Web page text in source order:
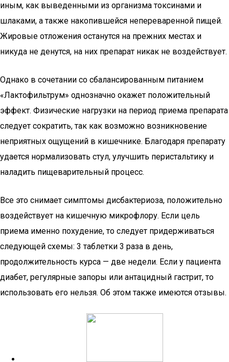
иным, как выведенными из организма токсинами и
шлаками, а также накопившейся непереваренной пищей.
Жировые отложения останутся на прежних местах и
никуда не денутся, на них препарат никак не воздействует.
Однако в сочетании со сбалансированным питанием
«Лактофильтрум» однозначно окажет положительный
эффект. Физические нагрузки на период приема препарата
следует сократить, так как возможно возникновение
неприятных ощущений в кишечнике. Благодаря препарату
удается нормализовать стул, улучшить перистальтику и
наладить пищеварительный процесс.
Все это снимает симптомы дисбактериоза, положительно
воздействует на кишечную микрофлору. Если цель
приема именно похудение, то следует придерживаться
следующей схемы: 3 таблетки 3 раза в день,
продолжительность курса — две недели. Если у пациента
диабет, регулярные запоры или антацидный гастрит, то
использовать его нельзя. Об этом также имеются отзывы.